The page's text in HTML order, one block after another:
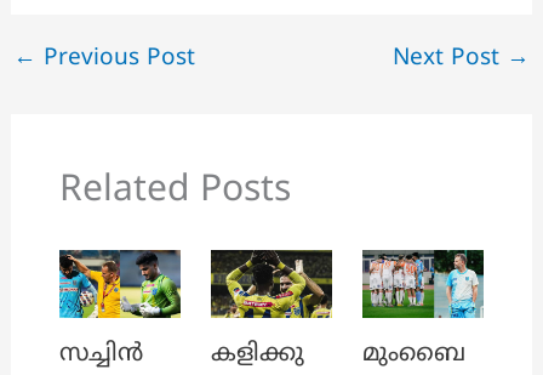
← Previous Post Next Post →
Related Posts
സച്ചിൻ
കളിക്കു
മുംബൈ